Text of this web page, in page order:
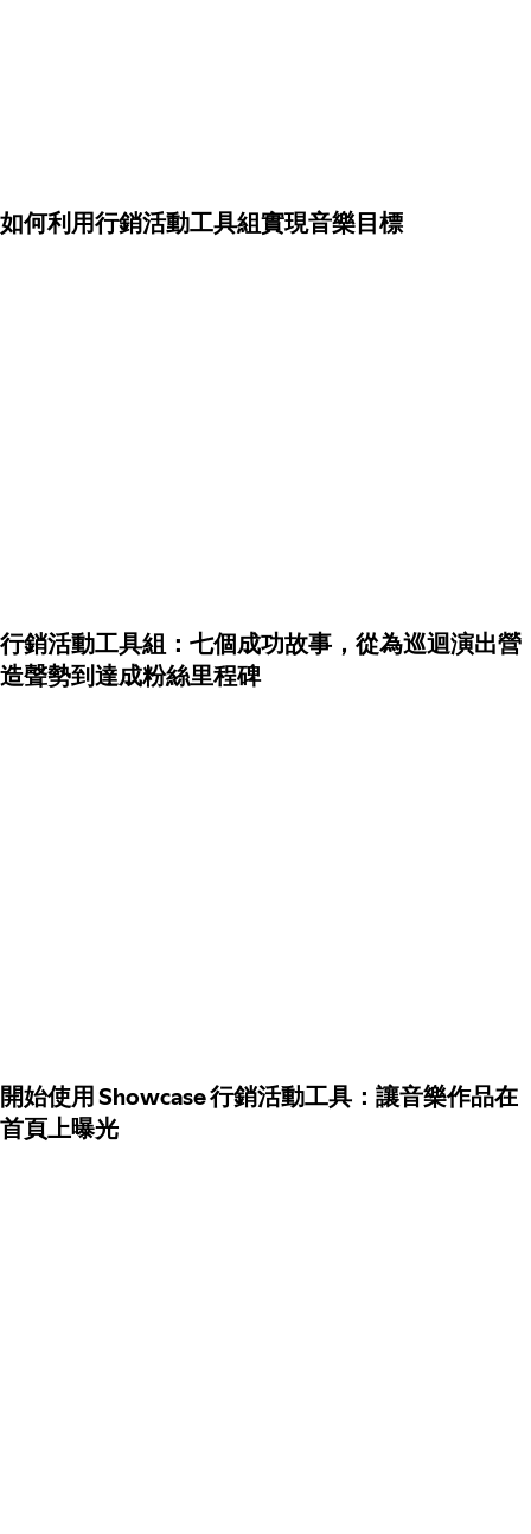
如何利用行銷活動工具組實現音樂目標
行銷活動工具組：七個成功故事，從為巡迴演出營
造聲勢到達成粉絲里程碑
開始使用 Showcase 行銷活動工具：讓音樂作品在
首頁上曝光